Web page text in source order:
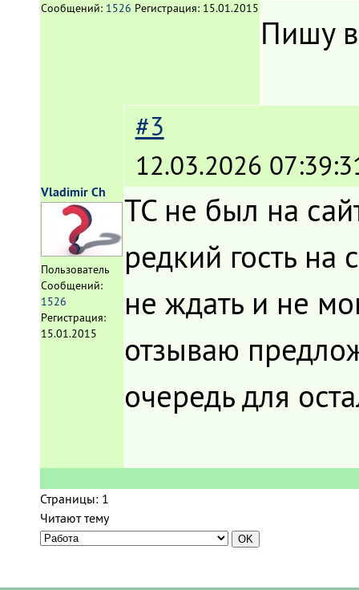
Сообщений: 1526 Регистрация: 15.01.2015
Пишу
Vladimir Ch
Пользователь
Сообщений:
1526
Регистрация:
15.01.2015
#3
12.03.2026
ТС не был на
редкий гость
не ждать и не
отзываю
очередь для
Страницы: 1
Читают тему